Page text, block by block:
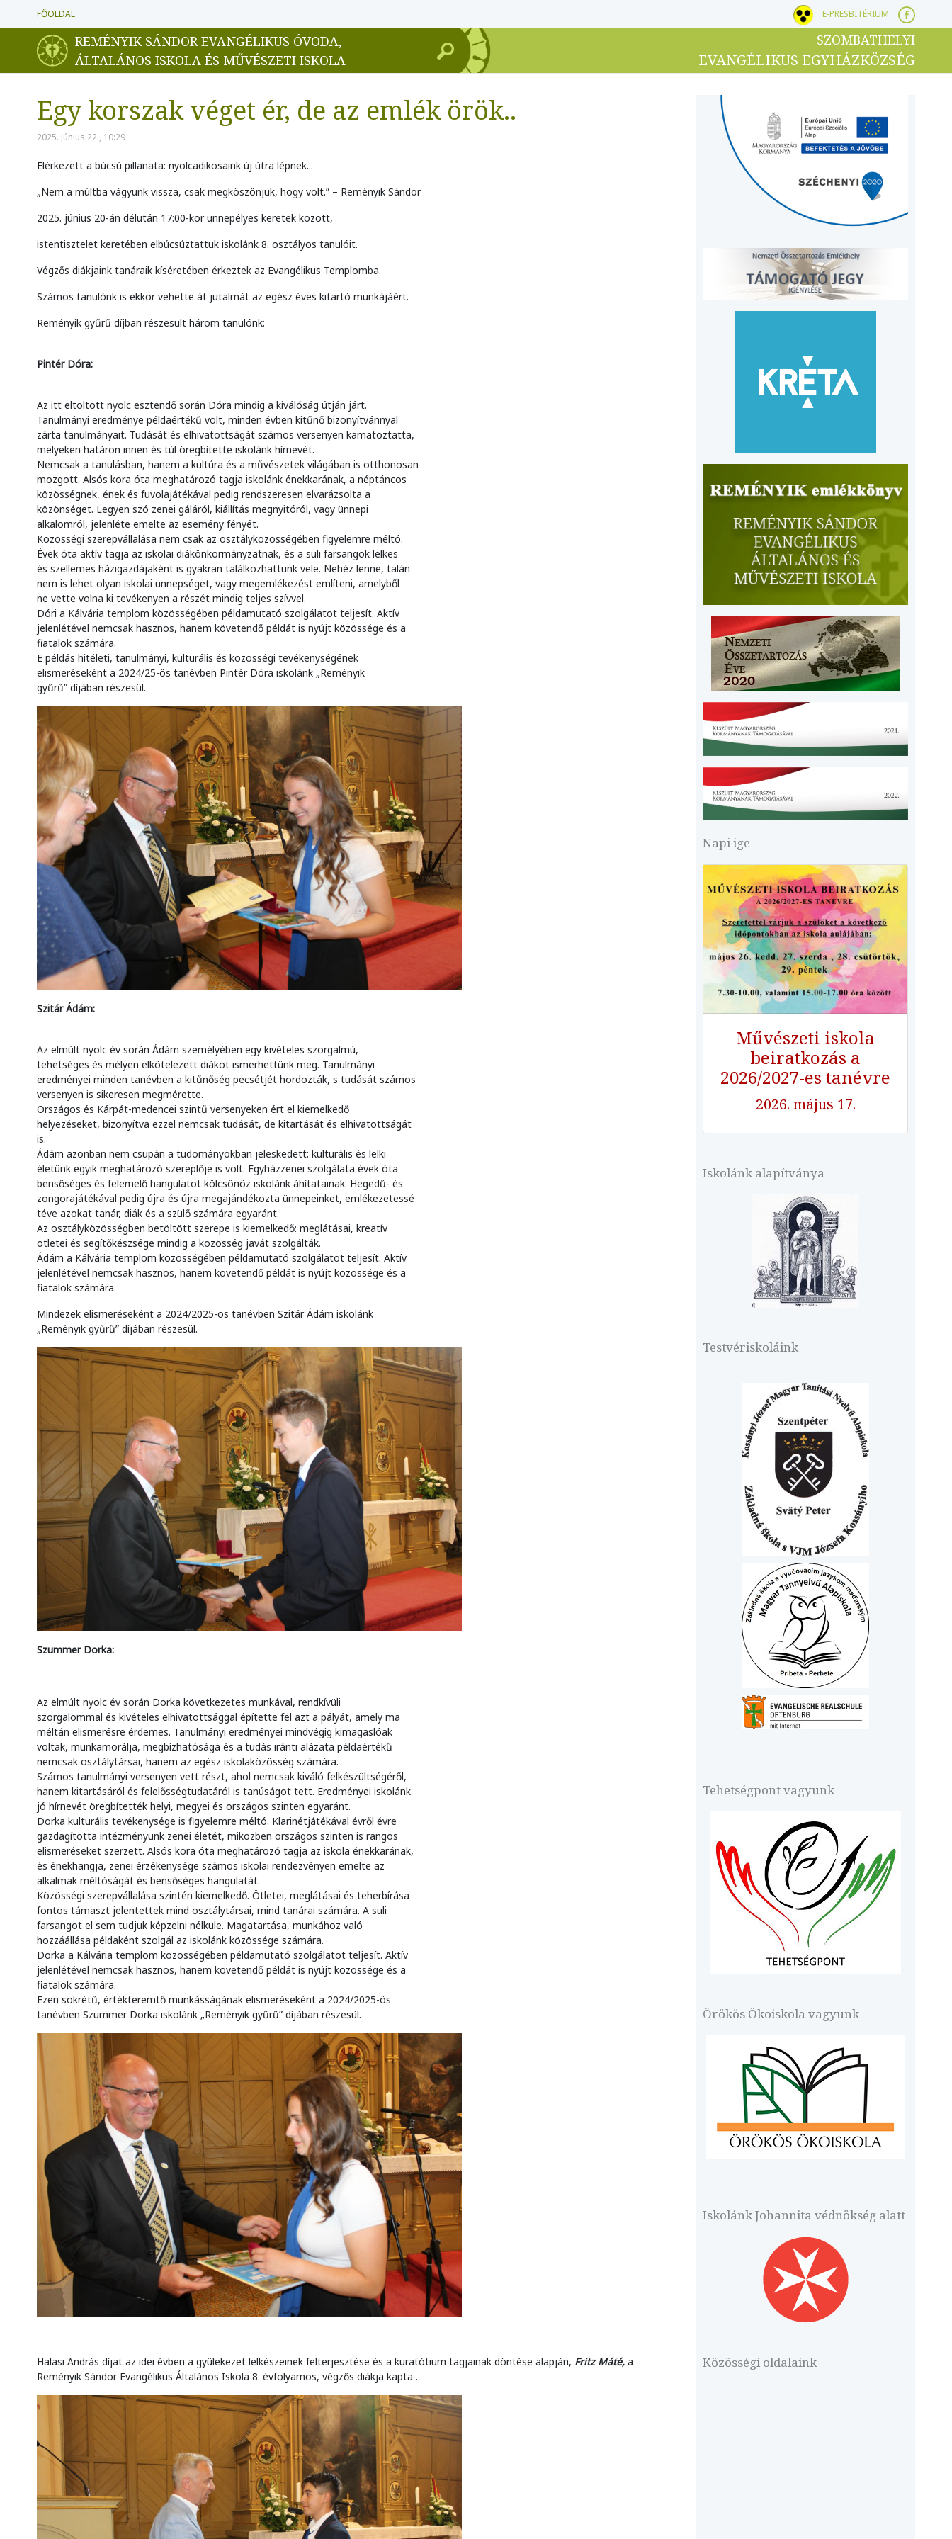
FŐOLDAL E-PRESBITÉRIUM
REMÉNYIK SÁNDOR EVANGÉLIKUS ÓVODA,
ÁLTALÁNOS ISKOLA ÉS MŰVÉSZETI ISKOLA
SZOMBATHELYI
EVANGÉLIKUS EGYHÁZKÖZSÉG
Egy korszak véget ér, de az emlék örök..
2025. június 22., 10:29
Elérkezett a búcsú pillanata: nyolcadikosaink új útra lépnek...
„Nem a múltba vágyunk vissza, csak megköszönjük, hogy volt.” – Reményik Sándor
2025. június 20-án délután 17:00-kor ünnepélyes keretek között,
istentisztelet keretében elbúcsúztattuk iskolánk 8. osztályos tanulóit.
Végzős diákjaink tanáraik kíséretében érkeztek az Evangélikus Templomba.
Számos tanulónk is ekkor vehette át jutalmát az egész éves kitartó munkájáért.
Reményik gyűrű díjban részesült három tanulónk:
Pintér Dóra:
Az itt eltöltött nyolc esztendő során Dóra mindig a kiválóság útján járt.
Tanulmányi eredménye példaértékű volt, minden évben kitűnő bizonyítvánnyal
zárta tanulmányait. Tudását és elhivatottságát számos versenyen kamatoztatta,
melyeken határon innen és túl öregbítette iskolánk hírnevét.
Nemcsak a tanulásban, hanem a kultúra és a művészetek világában is otthonosan
mozgott. Alsós kora óta meghatározó tagja iskolánk énekkarának, a néptáncos
közösségnek, ének és fuvolajátékával pedig rendszeresen elvarázsolta a
közönséget. Legyen szó zenei gáláról, kiállítás megnyitóról, vagy ünnepi
alkalomról, jelenléte emelte az esemény fényét.
Közösségi szerepvállalása nem csak az osztályközösségében figyelemre méltó.
Évek óta aktív tagja az iskolai diákönkormányzatnak, és a suli farsangok lelkes
és szellemes házigazdájaként is gyakran találkozhattunk vele. Nehéz lenne, talán
nem is lehet olyan iskolai ünnepséget, vagy megemlékezést említeni, amelyből
ne vette volna ki tevékenyen a részét mindig teljes szívvel.
Dóri a Kálvária templom közösségében példamutató szolgálatot teljesít. Aktív
jelenlétével nemcsak hasznos, hanem követendő példát is nyújt közössége és a
fiatalok számára.
E példás hitéleti, tanulmányi, kulturális és közösségi tevékenységének
elismeréseként a 2024/25-ös tanévben Pintér Dóra iskolánk „Reményik
gyűrű” díjában részesül.
Szitár Ádám:
Az elmúlt nyolc év során Ádám személyében egy kivételes szorgalmú,
tehetséges és mélyen elkötelezett diákot ismerhettünk meg. Tanulmányi
eredményei minden tanévben a kitűnőség pecsétjét hordozták, s tudását számos
versenyen is sikeresen megmérette.
Országos és Kárpát-medencei szintű versenyeken ért el kiemelkedő
helyezéseket, bizonyítva ezzel nemcsak tudását, de kitartását és elhivatottságát
is.
Ádám azonban nem csupán a tudományokban jeleskedett: kulturális és lelki
életünk egyik meghatározó szereplője is volt. Egyházzenei szolgálata évek óta
bensőséges és felemelő hangulatot kölcsönöz iskolánk áhítatainak. Hegedű- és
zongorajátékával pedig újra és újra megajándékozta ünnepeinket, emlékezetessé
téve azokat tanár, diák és a szülő számára egyaránt.
Az osztályközösségben betöltött szerepe is kiemelkedő: meglátásai, kreatív
ötletei és segítőkészsége mindig a közösség javát szolgálták.
Ádám a Kálvária templom közösségében példamutató szolgálatot teljesít. Aktív
jelenlétével nemcsak hasznos, hanem követendő példát is nyújt közössége és a
fiatalok számára.
Mindezek elismeréseként a 2024/2025-ös tanévben Szitár Ádám iskolánk
„Reményik gyűrű” díjában részesül.
Szummer Dorka:
Az elmúlt nyolc év során Dorka következetes munkával, rendkívüli
szorgalommal és kivételes elhivatottsággal építette fel azt a pályát, amely ma
méltán elismerésre érdemes. Tanulmányi eredményei mindvégig kimagaslóak
voltak, munkamorálja, megbízhatósága és a tudás iránti alázata példaértékű
nemcsak osztálytársai, hanem az egész iskolaközösség számára.
Számos tanulmányi versenyen vett részt, ahol nemcsak kiváló felkészültségéről,
hanem kitartásáról és felelősségtudatáról is tanúságot tett. Eredményei iskolánk
jó hírnevét öregbítették helyi, megyei és országos szinten egyaránt.
Dorka kulturális tevékenysége is figyelemre méltó. Klarinétjátékával évről évre
gazdagította intézményünk zenei életét, miközben országos szinten is rangos
elismeréseket szerzett. Alsós kora óta meghatározó tagja az iskola énekkarának,
és énekhangja, zenei érzékenysége számos iskolai rendezvényen emelte az
alkalmak méltóságát és bensőséges hangulatát.
Közösségi szerepvállalása szintén kiemelkedő. Ötletei, meglátásai és teherbírása
fontos támaszt jelentettek mind osztálytársai, mind tanárai számára. A suli
farsangot el sem tudjuk képzelni nélküle. Magatartása, munkához való
hozzáállása példaként szolgál az iskolánk közössége számára.
Dorka a Kálvária templom közösségében példamutató szolgálatot teljesít. Aktív
jelenlétével nemcsak hasznos, hanem követendő példát is nyújt közössége és a
fiatalok számára.
Ezen sokrétű, értékteremtő munkásságának elismeréseként a 2024/2025-ös
tanévben Szummer Dorka iskolánk „Reményik gyűrű” díjában részesül.
Halasi András díjat az idei évben a gyülekezet lelkészeinek felterjesztése és a kuratótium tagjainak döntése alapján, Fritz Máté, a
Reményik Sándor Evangélikus Általános Iskola 8. évfolyamos, végzős diákja kapta .
Napi ige
Művészeti iskola
beiratkozás a
2026/2027-es tanévre
2026. május 17.
Iskolánk alapítványa
Testvériskoláink
Tehetségpont vagyunk
Örökös Ökoiskola vagyunk
Iskolánk Johannita védnökség alatt
Közösségi oldalaink